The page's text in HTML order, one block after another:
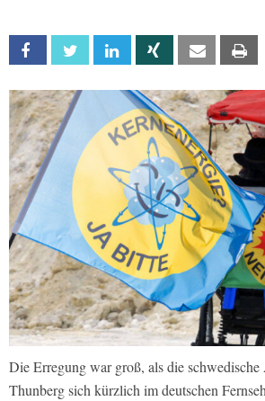
Facebook Twitter Linkedin Xing Email
Die Erregung war groß, als die
Thunberg sich kürzlich im deutschen